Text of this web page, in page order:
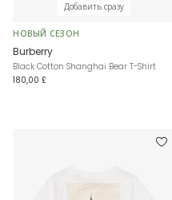
Добавить сразу
НОВЫЙ СЕЗОН
Burberry
Black Cotton Shanghai Bear T-Shirt
180,00 £